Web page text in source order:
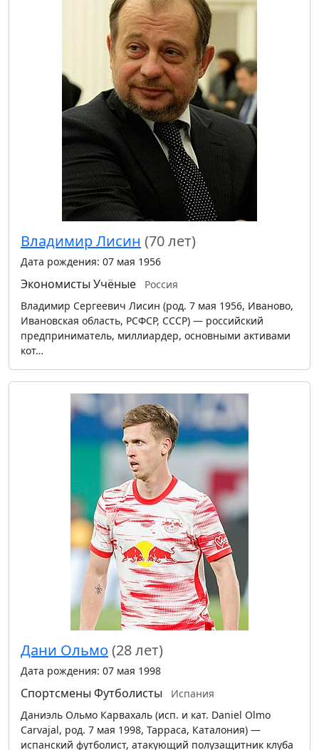
Владимир Лисин (70 лет)
Дата рождения: 07 мая 1956
Экономисты Учёные
Россия
Владимир Сергеевич Лисин (род. 7 мая 1956, Иваново,
Ивановская область, РСФСР, СССР) — российский
предприниматель, миллиардер, основными активами
кот…
Дани Ольмо (28 лет)
Дата рождения: 07 мая 1998
Спортсмены Футболисты
Испания
Даниэль Ольмо Карвахаль (исп. и кат. Daniel Olmo
Carvajal, род. 7 мая 1998, Тарраса, Каталония) —
испанский футболист, атакующий полузащитник клуба